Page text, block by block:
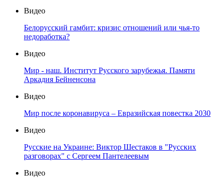
Видео
Белорусский гамбит: кризис отношений или чья-то
недоработка?
Видео
Мир - наш. Институт Русского зарубежья. Памяти
Аркадия Бейненсона
Видео
Мир после коронавируса – Евразийская повестка 2030
Видео
Русские на Украине: Виктор Шестаков в "Русских
разговорах" с Сергеем Пантелеевым
Видео